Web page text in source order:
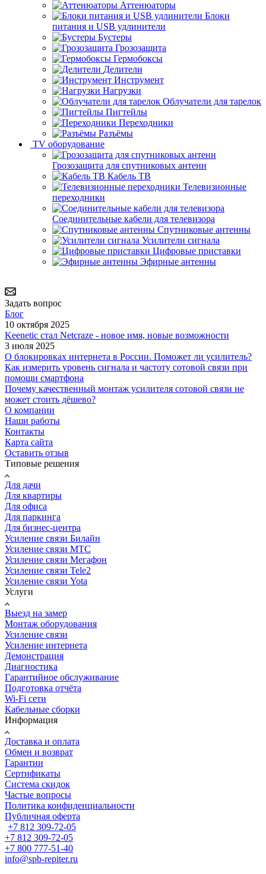
Аттенюаторы
Блоки
питания и USB удлинители
Бустеры
Грозозащита
Гермобоксы
Делители
Инструмент
Нагрузки
Облучатели для тарелок
Пигтейлы
Переходники
Разъёмы
TV оборудование
Грозозащита для спутниковых антенн
Кабель ТВ
Телевизионные
переходники
Соединительные кабели для телевизора
Спутниковые антенны
Усилители сигнала
Цифровые приставки
Эфирные антенны
Задать вопрос
Блог
10 октября 2025
Keenetic стал Netcraze - новое имя, новые возможности
3 июля 2025
О блокировках интернета в России. Поможет ли усилитель?
Как измерить уровень сигнала и частоту сотовой связи при
помощи смартфона
Почему качественный монтаж усилителя сотовой связи не
может стоить дёшево?
О компании
Наши работы
Контакты
Карта сайта
Оставить отзыв
Типовые решения
Для дачи
Для квартиры
Для офиса
Для паркинга
Для бизнес-центра
Усиление связи Билайн
Усиление связи МТС
Усиление связи Мегафон
Усиление связи Tele2
Усиление связи Yota
Услуги
Выезд на замер
Монтаж оборудования
Усиление связи
Усиление интернета
Демонстрация
Диагностика
Гарантийное обслуживание
Подготовка отчёта
Wi-Fi сети
Кабельные сборки
Информация
Доставка и оплата
Обмен и возврат
Гарантии
Сертификаты
Система скидок
Частые вопросы
Политика конфиденциальности
Публичная оферта
+7 812 309-72-05
+7 812 309-72-05
+7 800 777-51-40
info@spb-repiter.ru